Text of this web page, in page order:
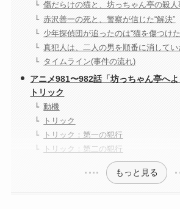
傷だらけの猫と、坊っちゃん亭の殺人
赤沢善一の死と、警察が信じた“解決”
少年探偵団が追ったのは“猫を傷つけ
真犯人は、二人の男を順番に消してい
タイムライン(事件の流れ)
アニメ981〜982話「坊っちゃん亭へ
トリック
動機
トリック
トリック：第一の犯行
トリック：第二の犯行
もっと見る